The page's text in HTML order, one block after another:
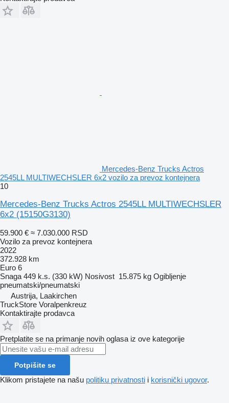
Mercedes-Benz Trucks Actros
2545LL MULTIWECHSLER 6x2 vozilo za prevoz kontejnera
10
Mercedes-Benz Trucks Actros 2545LL MULTIWECHSLER
6x2 (15150G3130)
59.900 € ≈ 7.030.000 RSD
Vozilo za prevoz kontejnera
2022
372.928 km
Euro 6
Snaga 449 k.s. (330 kW) Nosivost 15.875 kg Ogibljenje
pneumatski/pneumatski
Austrija, Laakirchen
TruckStore Voralpenkreuz
Kontaktirajte prodavca
Pretplatite se na primanje novih oglasa iz ove kategorije
Potpišite se
Klikom pristajete na našu politiku privatnosti i korisnički ugovor.